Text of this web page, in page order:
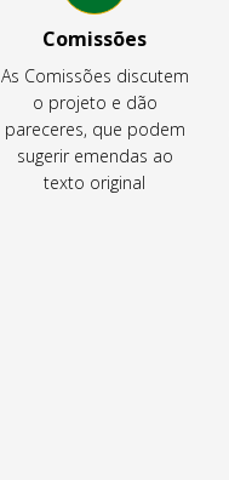
Comissões
As Comissões discutem
o projeto e dão
pareceres, que podem
sugerir emendas ao
texto original